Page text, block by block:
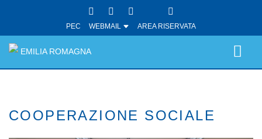
PEC WEBMAIL AREA RISERVATA
EMILIA ROMAGNA
COOPERAZIONE SOCIALE